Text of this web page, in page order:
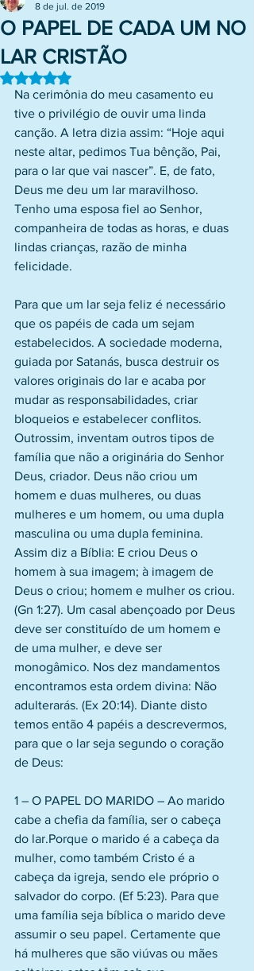
O PAPEL DE CADA UM NO
LAR CRISTÃO
8 de jul. de 2019
Avaliado com NaN de 5 estrelas.
Na cerimônia do meu casamento eu
tive o privilégio de ouvir uma linda
canção. A letra dizia assim: “Hoje aqui
neste altar, pedimos Tua bênção, Pai,
para o lar que vai nascer”. E, de fato,
Deus me deu um lar maravilhoso.
Tenho uma esposa fiel ao Senhor,
companheira de todas as horas, e duas
lindas crianças, razão de minha
felicidade.
Para que um lar seja feliz é necessário
que os papéis de cada um sejam
estabelecidos. A sociedade moderna,
guiada por Satanás, busca destruir os
valores originais do lar e acaba por
mudar as responsabilidades, criar
bloqueios e estabelecer conflitos.
Outrossim, inventam outros tipos de
família que não a originária do Senhor
Deus, criador. Deus não criou um
homem e duas mulheres, ou duas
mulheres e um homem, ou uma dupla
masculina ou uma dupla feminina.
Assim diz a Bíblia: E criou Deus o
homem à sua imagem; à imagem de
Deus o criou; homem e mulher os criou.
(Gn 1:27). Um casal abençoado por Deus
deve ser constituído de um homem e
de uma mulher, e deve ser
monogâmico. Nos dez mandamentos
encontramos esta ordem divina: Não
adulterarás. (Ex 20:14). Diante disto
temos então 4 papéis a descrevermos,
para que o lar seja segundo o coração
de Deus:
1 – O PAPEL DO MARIDO – Ao marido
cabe a chefia da família, ser o cabeça
do lar.Porque o marido é a cabeça da
mulher, como também Cristo é a
cabeça da igreja, sendo ele próprio o
salvador do corpo. (Ef 5:23). Para que
uma família seja bíblica o marido deve
assumir o seu papel. Certamente que
há mulheres que são viúvas ou mães